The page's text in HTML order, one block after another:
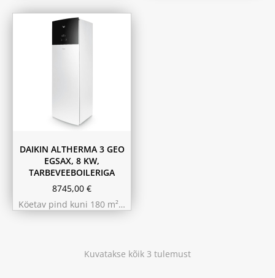
DAIKIN ALTHERMA 3 GEO
EGSAX, 8 KW,
TARBEVEEBOILERIGA
8745,00 €
Köetav pind kuni 180 m²…
Kuvatakse kõik 3 tulemust